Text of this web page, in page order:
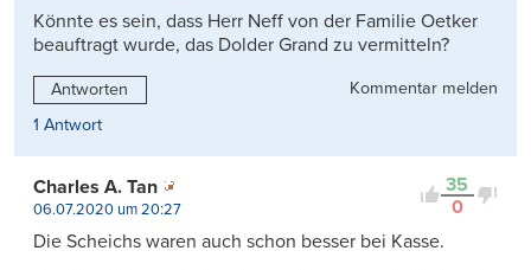
Könnte es sein, dass Herr Neff von der Familie Oetker
beauftragt wurde, das Dolder Grand zu vermitteln?
Antworten
Kommentar melden
1 Antwort
35
0
Charles A. Tan
06.07.2020 um 20:27
Die Scheichs waren auch schon besser bei Kasse.